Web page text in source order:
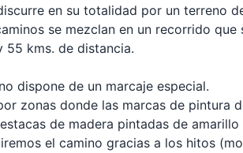
en su totalidad por un terreno
se mezclan en un recorrido
55 kms. de distancia.
dispone de un marcaje especial.
zonas donde las marcas de pintura
de madera pintadas de
el camino gracias a los hitos